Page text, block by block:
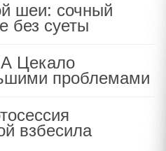
шеи: сочный
без суеты
Цекало
проблемами
взбесила